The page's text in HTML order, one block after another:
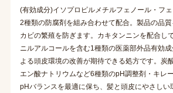
(有効成分)イソプロピルメチルフェノール・フ
2種類の防腐剤を組み合わせて配合。製品の品
カビの繁殖を防ぎます。カキタンニンを配合し
ニルアルコールを含む1種類の医薬部外品有効
よる頭皮環境の改善が期待できる処方です。炭
エン酸ナトリウムなど6種類のpH調整剤・キレ
pHバランスを最適に保ち、髪と頭皮にやさしい